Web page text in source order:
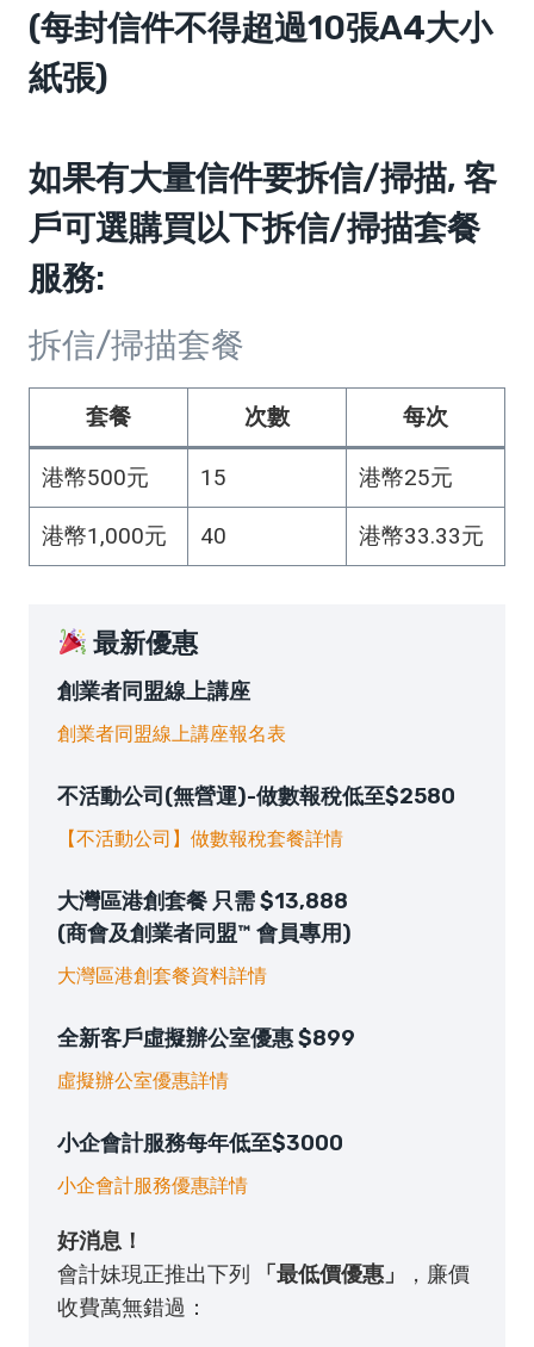
(每封信件不得超過10張A4大小
紙張)
如果有大量信件要拆信/掃描, 客
戶可選購買以下拆信/掃描套餐
服務:
拆信/掃描套餐
套餐 次數 每次
港幣500元 15 港幣25元
港幣1,000元 40 港幣33.33元
最新優惠
創業者同盟線上講座
創業者同盟線上講座報名表
不活動公司(無營運)-做數報稅低至$2580
【不活動公司】做數報稅套餐詳情
大灣區港創套餐 只需 $13,888
(商會及創業者同盟™ 會員專用)
大灣區港創套餐資料詳情
全新客戶虛擬辦公室優惠 $899
虛擬辦公室優惠詳情
小企會計服務每年低至$3000
小企會計服務優惠詳情
好消息！
會計妹現正推出下列
「最低價優惠」
，廉價
收費萬無錯過：